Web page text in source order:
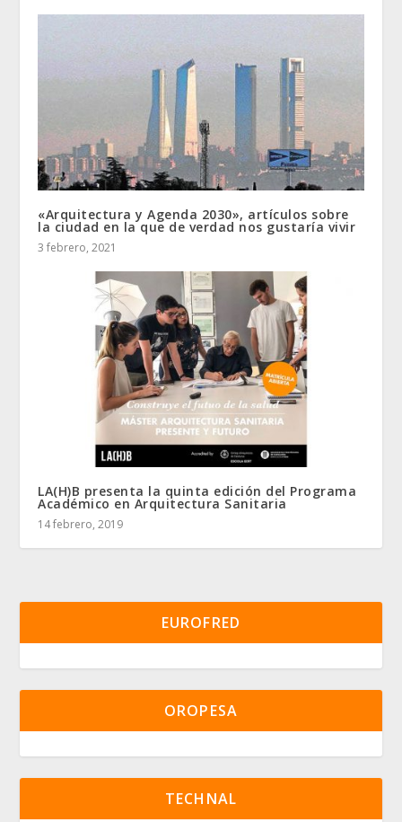
«Arquitectura y Agenda 2030», artículos sobre
la ciudad en la que de verdad nos gustaría vivir
3 febrero, 2021
LA(H)B presenta la quinta edición del Programa
Académico en Arquitectura Sanitaria
14 febrero, 2019
EUROFRED
OROPESA
TECHNAL